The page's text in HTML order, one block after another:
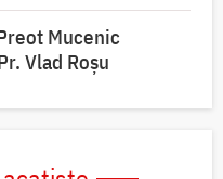
Mucenic
Vlad Roșu